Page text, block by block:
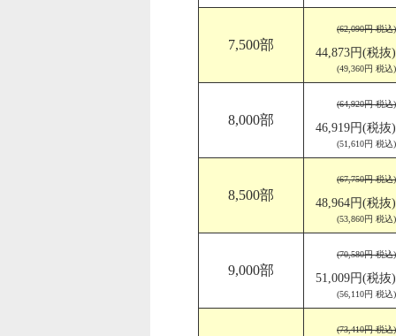
7,500部
(62,090円 税込)
44,873円(税抜)
(49,360円 税込)
8,000部
(64,920円 税込)
46,919円(税抜)
(51,610円 税込)
8,500部
(67,750円 税込)
48,964円(税抜)
(53,860円 税込)
9,000部
(70,580円 税込)
51,009円(税抜)
(56,110円 税込)
(73,410円 税込)